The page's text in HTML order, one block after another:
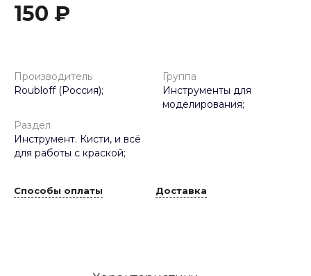
150 ₽
Производитель
Roubloff (Россия);
Группа
Инструменты для
моделирования;
Раздел
Инструмент. Кисти, и всё
для работы с краской;
Способы оплаты Доставка